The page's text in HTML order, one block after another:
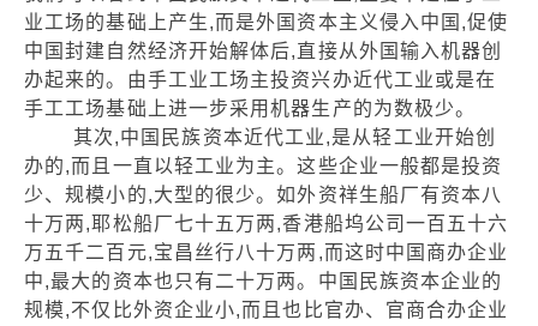
业工场的基础上产生,而是外国资本主义侵入中国,促使
中国封建自然经济开始解体后,直接从外国输入机器创
办起来的。由手工业工场主投资兴办近代工业或是在
手工工场基础上进一步采用机器生产的为数极少。
其次,中国民族资本近代工业,是从轻工业开始创
办的,而且一直以轻工业为主。这些企业一般都是投资
少、规模小的,大型的很少。如外资祥生船厂有资本八
十万两,耶松船厂七十五万两,香港船坞公司一百五十六
万五千二百元,宝昌丝行八十万两,而这时中国商办企业
中,最大的资本也只有二十万两。中国民族资本企业的
规模,不仅比外资企业小,而且也比官办、官商合办企业